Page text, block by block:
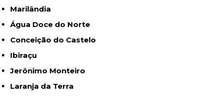
Marilândia
Água Doce do Norte
Conceição do Castelo
Ibiraçu
Jerônimo Monteiro
Laranja da Terra